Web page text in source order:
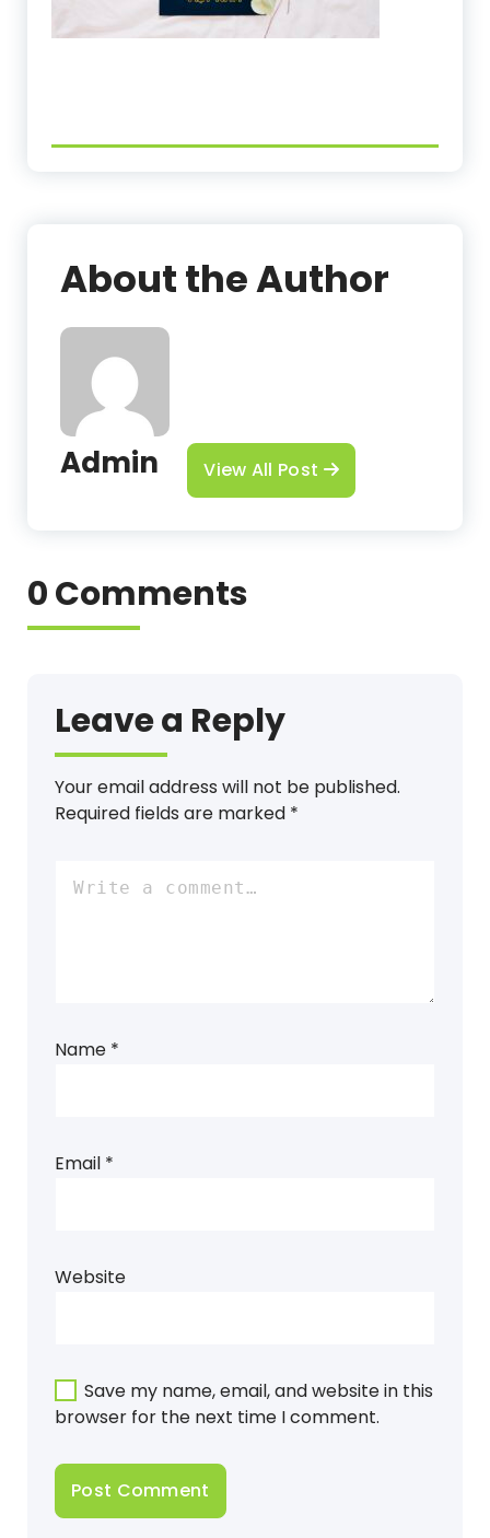
About the Author
Admin View All Post
0 Comments
Leave a Reply
Your email address will not be published.
Required fields are marked *
Name *
Email *
Website
Save my name, email, and website in this
browser for the next time I comment.